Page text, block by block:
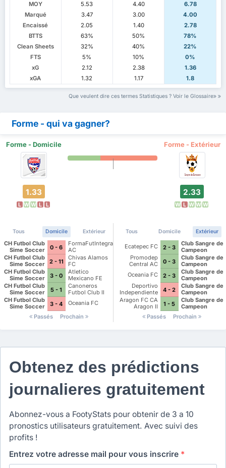
MOY
5.53 4.40
6.78
Marqué
3.47 3.00
4.00
Encaissé
2.05 1.40
2.78
BTTS
63% 50%
78%
Clean Sheets
32% 40%
22%
FTS
5% 10%
0%
xG
2.12 2.38
1.36
xGA
1.32 1.17 1.8
Que veulent dire ces termes Statistiques ? Voir le Glossaire
Forme - qui va gagner?
Forme - Domicile Forme - Extérieur
1.33
L W W L L
2.33
W L W W W
Tous Domicile Extérieur
CH Futbol Club
Sime Soccer
0 - 6
FormaFutIntegral
AC
CH Futbol Club
Sime Soccer
2 - 11
Chivas Alamos
FC
CH Futbol Club
Sime Soccer
3 - 0
Atletico
Mexicano FE
CH Futbol Club
Sime Soccer
5 - 1
Canoneros
Futbol Club II
CH Futbol Club
Sime Soccer
3 - 4
Oceania FC
Passés
Prochain
Tous Domicile Extérieur
Ecatepec FC 2 - 3
Club Sangre de
Campeon
Promodep
Central AC
0 - 3
Club Sangre de
Campeon
Oceania FC
2 - 3
Club Sangre de
Campeon
Deportivo
Independiente
Mexiquense
4 - 2
Club Sangre de
Campeon
Aragon FC CA
Aragon II
1 - 5
Club Sangre de
Campeon
Passés
Prochain
Obtenez des prédictions
journalieres gratuitement
Abonnez-vous a FootyStats pour obtenir de 3 a 10
pronostics utilisateurs gratuitement. Avec suivi des
profits !
Entrez votre adresse mail pour vous inscrire *